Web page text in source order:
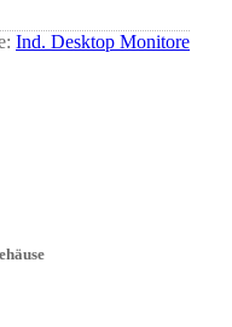
Ind. Desktop Monitore